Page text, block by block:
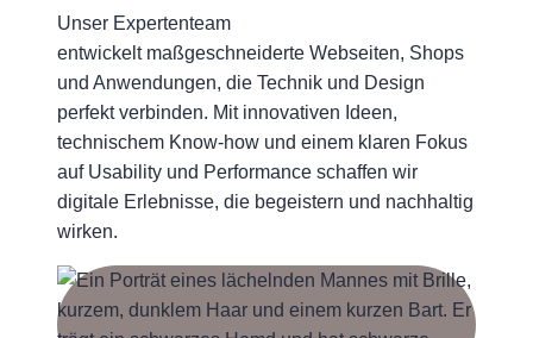
Unser Expertenteam
entwickelt maßgeschneiderte Webseiten, Shops
und Anwendungen, die Technik und Design
perfekt verbinden. Mit innovativen Ideen,
technischem Know-how und einem klaren Fokus
auf Usability und Performance schaffen wir
digitale Erlebnisse, die begeistern und nachhaltig
wirken.